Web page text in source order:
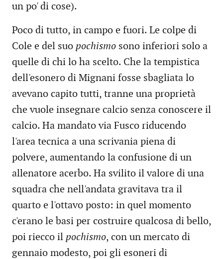
un po' di cose).
Poco di tutto, in campo e fuori. Le colpe di
Cole e del suo pochismo sono inferiori solo a
quelle di chi lo ha scelto. Che la tempistica
dell'esonero di Mignani fosse sbagliata lo
avevano capito tutti, tranne una proprietà
che vuole insegnare calcio senza conoscere il
calcio. Ha mandato via Fusco riducendo
l'area tecnica a una scrivania piena di
polvere, aumentando la confusione di un
allenatore acerbo. Ha svilito il valore di una
squadra che nell'andata gravitava tra il
quarto e l'ottavo posto: in quel momento
c'erano le basi per costruire qualcosa di bello,
poi riecco il pochismo, con un mercato di
gennaio modesto, poi gli esoneri di